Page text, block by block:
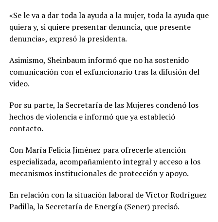
«Se le va a dar toda la ayuda a la mujer, toda la ayuda que
quiera y, si quiere presentar denuncia, que presente
denuncia», expresó la presidenta.
Asimismo, Sheinbaum informó que no ha sostenido
comunicación con el exfuncionario tras la difusión del
video.
Por su parte, la Secretaría de las Mujeres condenó los
hechos de violencia e informó que ya estableció
contacto.
Con María Felicia Jiménez para ofrecerle atención
especializada, acompañamiento integral y acceso a los
mecanismos institucionales de protección y apoyo.
En relación con la situación laboral de Víctor Rodríguez
Padilla, la Secretaría de Energía (Sener) precisó.